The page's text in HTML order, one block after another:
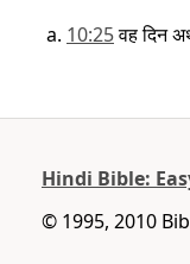
10:25वह दिन
Hindi Bible:
© 1995, 2010